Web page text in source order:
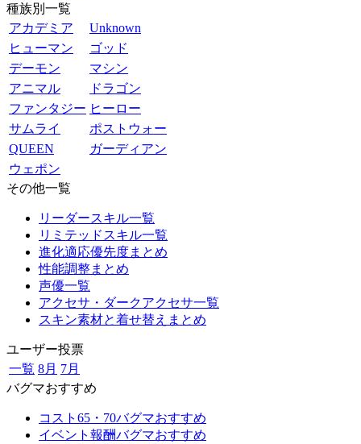
種族別一覧
アカデミア
Unknown
ヒューマン
ゴッド
デーモン
マシン
アニマル
ドラゴン
ファンタジー ヒーロー
サムライ
ポストウォー
QUEEN
ガーディアン
ウェポン
その他一覧
リーダースキル一覧
リミテッドスキル一覧
進化適応優先度まとめ
性能調整まとめ
声優一覧
アクセサ・ダークアクセサ一覧
スキン素材と着せ替えまとめ
ユーザー投票
一覧 8月 7月
バグマおすすめ
コスト65・70バグマおすすめ
イベント報酬バグマおすすめ